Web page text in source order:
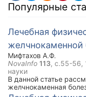
Популярные
Лечебная
Мифтахов А.Ф.
NovaInfo 113, с.55-56,
науки
В данной статье
желчнокаменная
симптомы, задачи